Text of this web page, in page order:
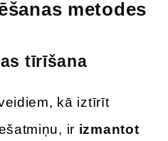
metodes
tīrīšana
kā iztīrīt
ir izmantot